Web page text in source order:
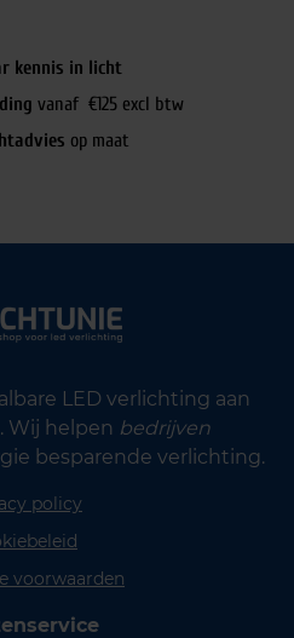
kennis in licht
vanaf €125 excl btw
op maat
LED verlichting aan
Wij helpen bedrijven
besparende verlichting.
policy
voorwaarden